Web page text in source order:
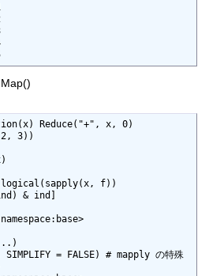
Reduce("+", x, 0)
3))
= FALSE) # mapply の特殊